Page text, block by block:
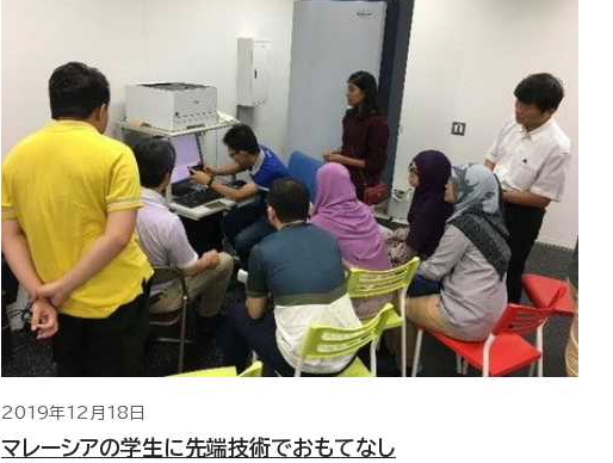
2019年12月18日
マレーシアの学生に先端技術でおもてなし